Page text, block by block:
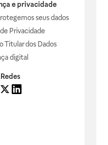
e privacidade
seus dados
Privacidade
Titular dos Dados
digital